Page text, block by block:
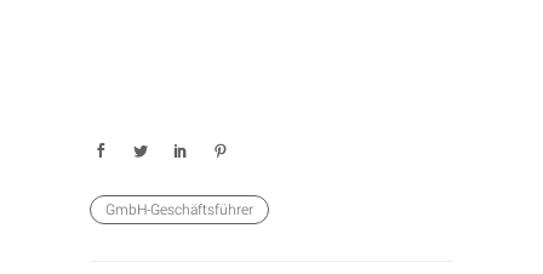
GmbH-Geschäftsführer